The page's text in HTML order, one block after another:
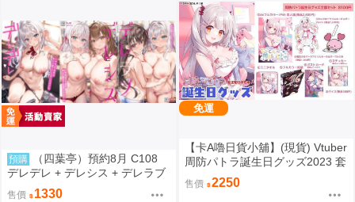
預購
（四葉亭）預約8月 C108
デレデレ + デレシス + デレラブ
3冊套組 附資料夾 Yan-Yam
售價 1330
免運
【卡A嚕日貨小舖】(現貨) Vtuber
周防パトラ誕生日グッズ2023 套
售價 2250